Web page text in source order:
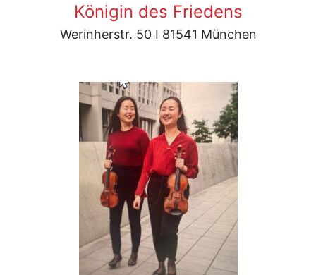
Königin des Friedens
Werinherstr. 50 I 81541 München